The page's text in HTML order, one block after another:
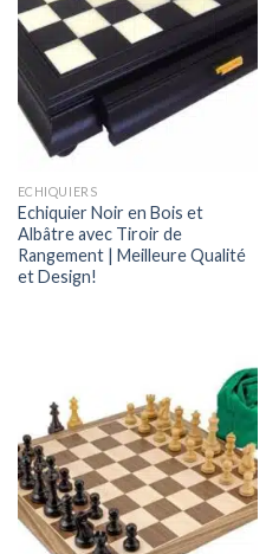
ECHIQUIERS
Echiquier Noir en Bois et
Albâtre avec Tiroir de
Rangement | Meilleure Qualité
et Design!